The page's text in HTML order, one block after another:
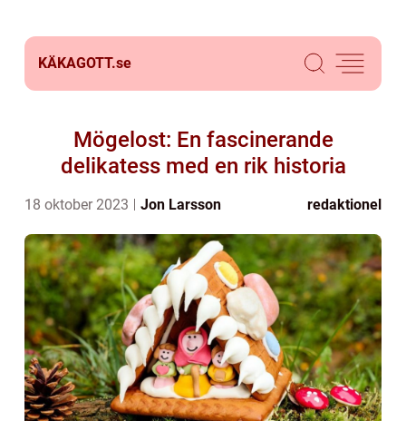
KÄKAGOTT.se
Mögelost: En fascinerande
delikatess med en rik historia
18 oktober 2023 Jon Larsson redaktionel